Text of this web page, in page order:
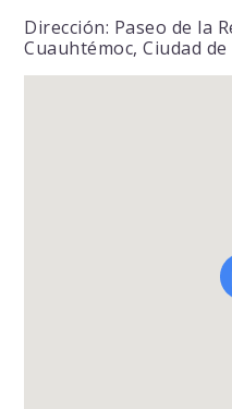
Dirección: Paseo de la
Cuauhtémoc, Ciudad